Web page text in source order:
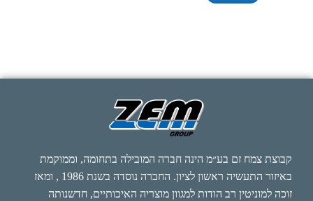
קבוצת צמח זם בע״מ הינה חברה המובילה בתחומה, וממוקמת
באיזור התעשיה ראשון לציון. החברה נוסדה בשנת 1986 , ומאז
זוכה למוניטין רב הודות למגוון מוצריה האיכותיים, חדשנותה